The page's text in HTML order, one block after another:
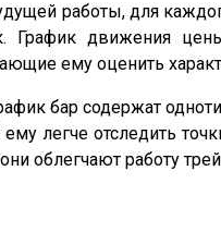
работы, для
График движения
ему оценить
бар содержат
легче отследить
облегчают работу